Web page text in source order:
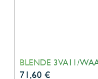
BLENDE 3VA11/
71,60 €